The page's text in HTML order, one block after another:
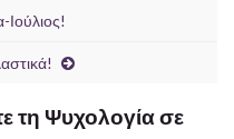
τη Ψυχολογία σε